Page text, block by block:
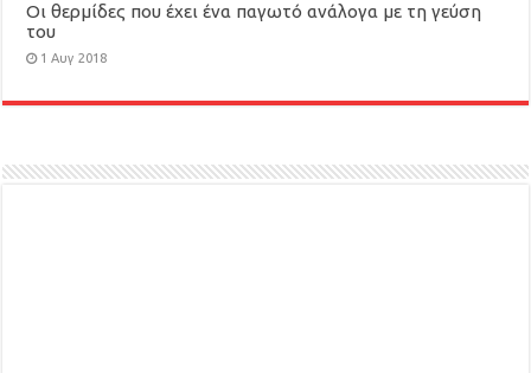
Οι θερμίδες που έχει ένα παγωτό ανάλογα με τη γεύση
του
1 Αυγ 2018